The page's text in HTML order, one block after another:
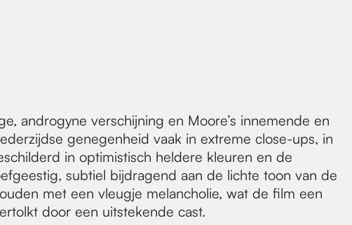
androgyne verschijning en Moore’s innemende en
genegenheid vaak in extreme close-ups, in
in optimistisch heldere kleuren en de
subtiel bijdragend aan de lichte toon van de
met een vleugje melancholie, wat de film een
door een uitstekende cast.